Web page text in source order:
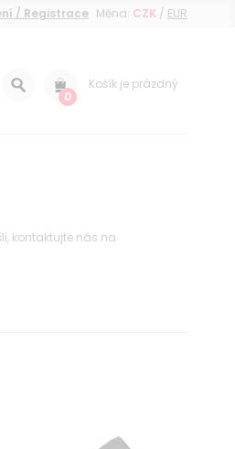
/ Registrace Měna: CZK / EUR
0
Košík je prázdný
kontaktujte nás na